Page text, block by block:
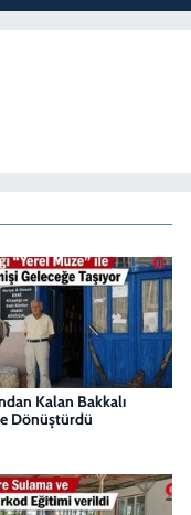
Kalan Bakkalı
Dönüştürdü